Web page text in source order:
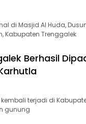
di Masjid Al Huda,
Kabupaten Trenggalek
Berhasil
terjadi di
gunung